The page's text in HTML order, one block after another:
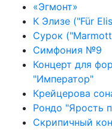
«Эгмонт»
К Элизе ("Für
Сурок
Симфония №9
Концерт для
"Император"
Крейцерова
Рондо "Ярость
Скрипичный